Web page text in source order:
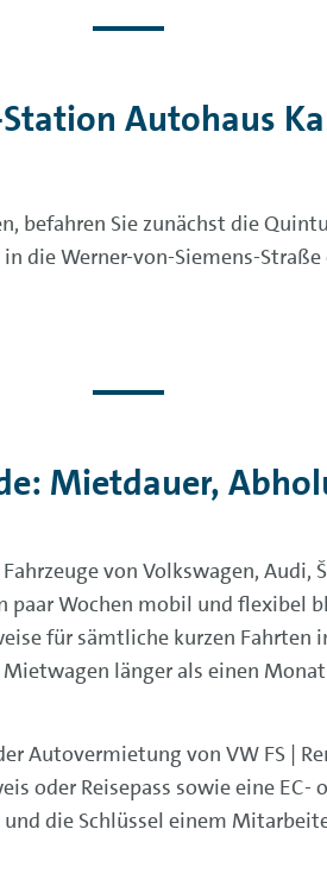
Autohaus
befahren Sie zunächst die
die Werner-von-Siemens-
Mietdauer,
von Volkswagen, Audi,
paar Wochen mobil und flexibel
für sämtliche kurzen Fahrten
länger als einen
Autovermietung von VW FS |
oder Reisepass sowie eine EC-
die Schlüssel einem